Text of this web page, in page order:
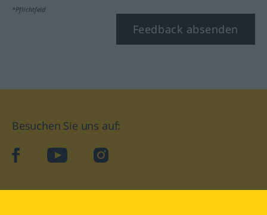
*Pflichtfeld
Feedback absenden
Besuchen Sie uns auf:
facebookYouTube Instagram